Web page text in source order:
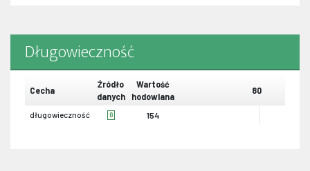
Długowieczność
Cecha
Źródło
danych
Wartość
hodowlana
80
długowieczność G 154